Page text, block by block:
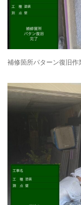
補修箇所パターン復旧作